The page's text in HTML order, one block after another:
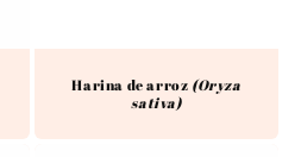
Harina de arroz (Oryza
sativa)